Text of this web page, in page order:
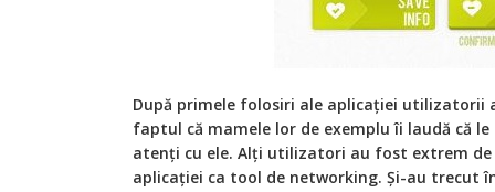
După primele folosiri ale aplicației
faptul că mamele lor de exemplu îi laudă că
atenți cu ele. Alți utilizatori au fost extrem
aplicației ca tool de networking. Și-au trecut